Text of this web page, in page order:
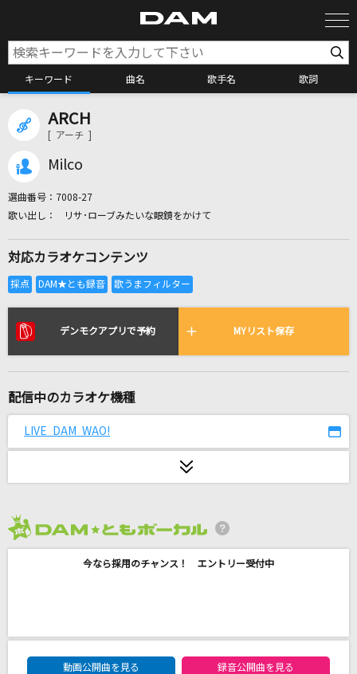
キーワード 曲名 歌手名 歌詞
全国りれき
リアルタイムで歌われている曲の一覧
初恋サイダー
渇望
セプテンバーさん
ARCH
[ アーチ ]
Milco
選曲番号： 7008-27
リサ･ローブみたいな眼鏡をかけて
対応カラオケコンテンツ
デンモクアプリで予約 MYリスト保存
配信中のカラオケ機種
LIVE DAM WAO!
今なら採用のチャンス！ エントリー受付中
DAM★ともボーカルエントリーランキング
動画公開曲を見る
録音公開曲を見る